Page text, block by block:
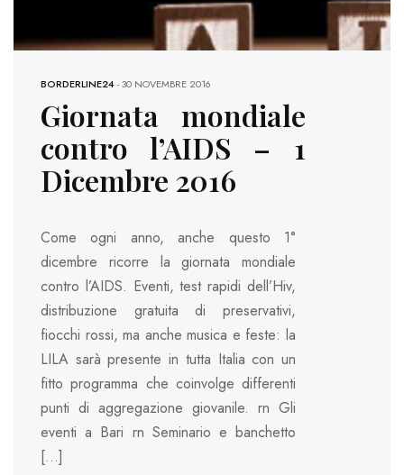
BORDERLINE24-30 NOVEMBRE 2016
Giornata mondiale
contro l’AIDS – 1
Dicembre 2016
Come ogni anno, anche questo 1°
dicembre ricorre la giornata mondiale
contro l’AIDS. Eventi, test rapidi dell’Hiv,
distribuzione gratuita di preservativi,
fiocchi rossi, ma anche musica e feste: la
LILA sarà presente in tutta Italia con un
fitto programma che coinvolge differenti
punti di aggregazione giovanile. rn Gli
eventi a Bari rn Seminario e banchetto
[…]